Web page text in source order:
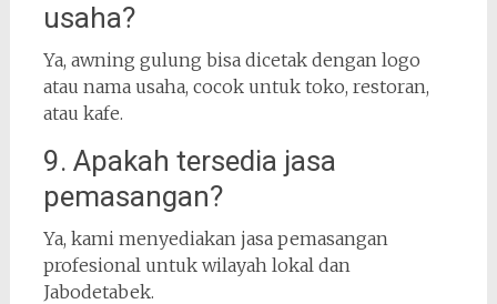
usaha?
Ya, awning gulung bisa dicetak dengan logo
atau nama usaha, cocok untuk toko, restoran,
atau kafe.
9. Apakah tersedia jasa
pemasangan?
Ya, kami menyediakan jasa pemasangan
profesional untuk wilayah lokal dan
Jabodetabek.